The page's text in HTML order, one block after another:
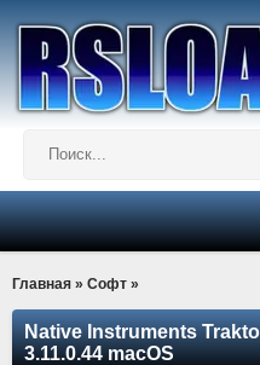
Главная » Софт »
Native Instruments
3.11.0.44 macOS